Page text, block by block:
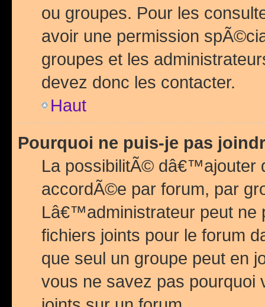
ou groupes. Pour les
avoir une permission
groupes et les
devez donc les contacter.
Haut
Pourquoi ne puis-je pas
La possibilitÃ© dâ€™ajouter
accordÃ©e par forum, par
Lâ€™administrateur peut
fichiers joints pour le forum
que seul un groupe peut en
vous ne savez pas pourquoi